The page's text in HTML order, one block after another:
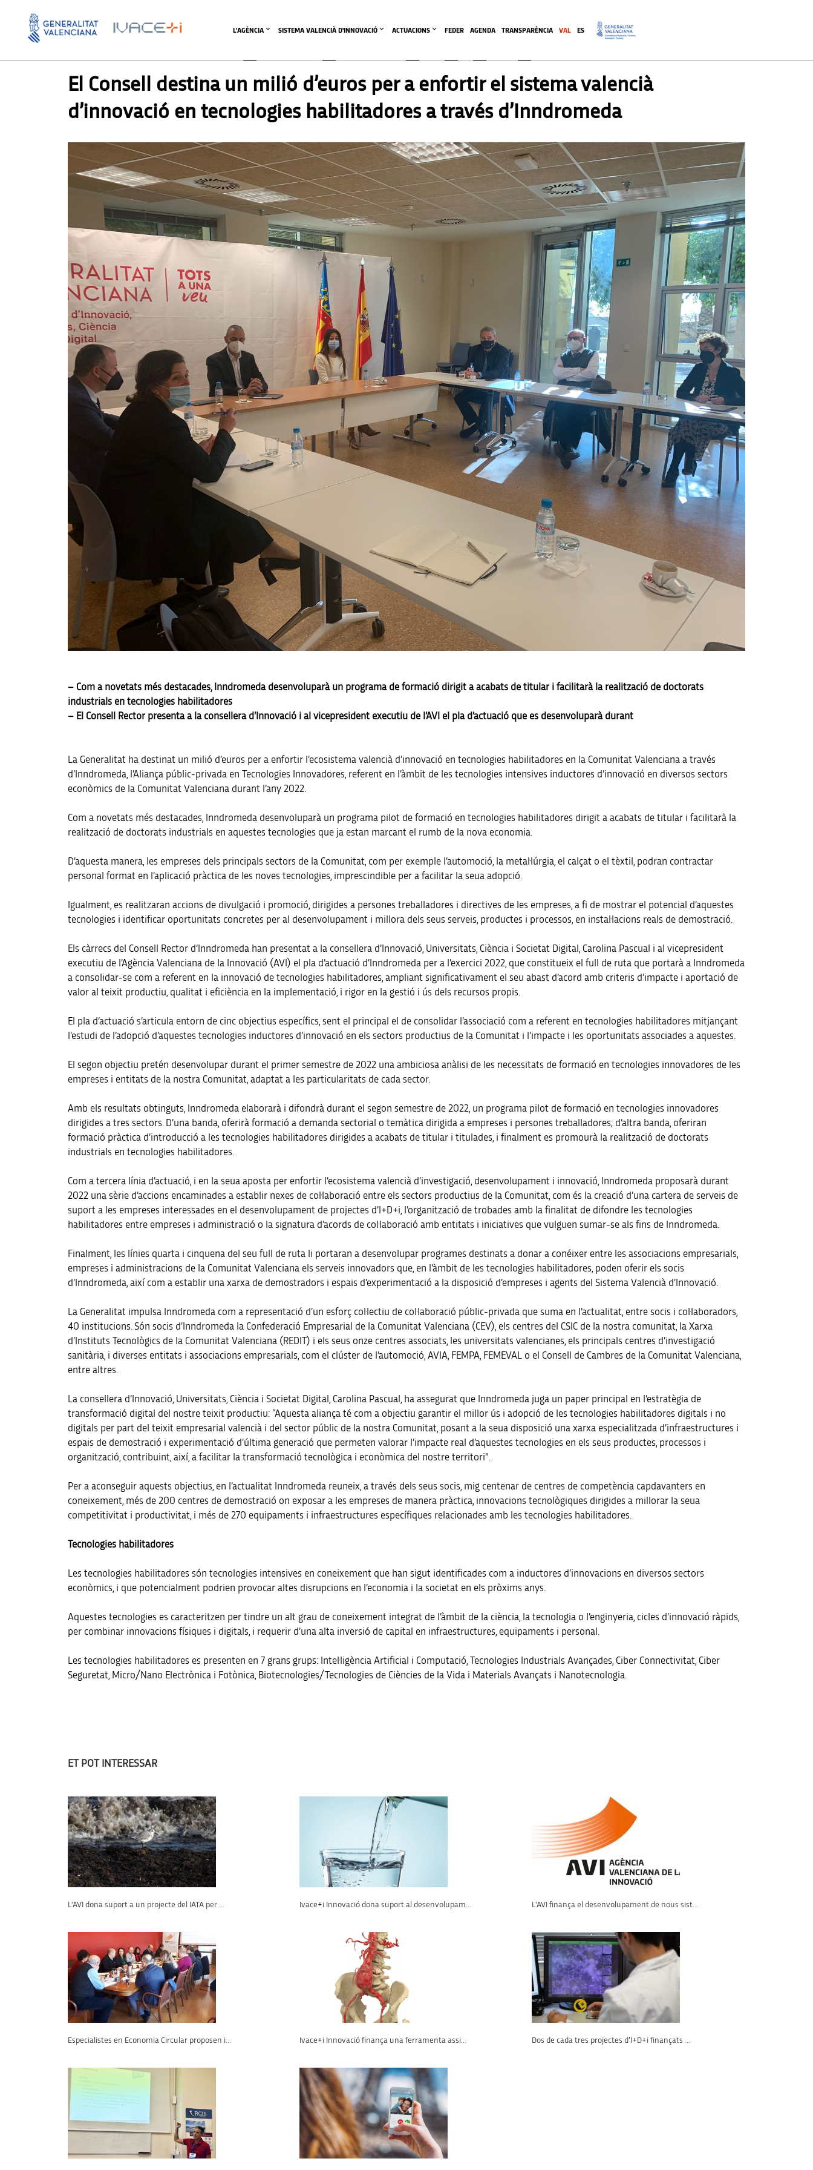
L'AGÈNCIA SISTEMA VALENCIÀ D'INNOVACIÓ ACTUACIONS FEDER AGENDA TRANSPARÈNCIA .
VAL ES
PREMSA
El Consell destina un milió d’euros per a enfortir el sistema valencià
d’innovació en tecnologies habilitadores a través d’Inndromeda
– Com a novetats més destacades, Inndromeda desenvoluparà un programa de formació dirigit a acabats de titular i facilitarà la realització de doctorats
industrials en tecnologies habilitadores
– El Consell Rector presenta a la consellera d’Innovació i al vicepresident executiu de l’AVI el pla d’actuació que es desenvoluparà durant
La Generalitat ha destinat un milió d’euros per a enfortir l’ecosistema valencià d’innovació en tecnologies habilitadores en la Comunitat Valenciana a través
d’Inndromeda, l’Aliança públic-privada en Tecnologies Innovadores, referent en l’àmbit de les tecnologies intensives inductores d’innovació en diversos sectors
econòmics de la Comunitat Valenciana durant l’any 2022.
Com a novetats més destacades, Inndromeda desenvoluparà un programa pilot de formació en tecnologies habilitadores dirigit a acabats de titular i facilitarà la
realització de doctorats industrials en aquestes tecnologies que ja estan marcant el rumb de la nova economia.
D’aquesta manera, les empreses dels principals sectors de la Comunitat, com per exemple l’automoció, la metal·lúrgia, el calçat o el tèxtil, podran contractar
personal format en l’aplicació pràctica de les noves tecnologies, imprescindible per a facilitar la seua adopció.
Igualment, es realitzaran accions de divulgació i promoció, dirigides a persones treballadores i directives de les empreses, a fi de mostrar el potencial d’aquestes
tecnologies i identificar oportunitats concretes per al desenvolupament i millora dels seus serveis, productes i processos, en instal·lacions reals de demostració.
Els càrrecs del Consell Rector d’Inndromeda han presentat a la consellera d’Innovació, Universitats, Ciència i Societat Digital, Carolina Pascual i al vicepresident
executiu de l’Agència Valenciana de la Innovació (AVI) el pla d’actuació d’Inndromeda per a l’exercici 2022, que constitueix el full de ruta que portarà a Inndromeda
a consolidar-se com a referent en la innovació de tecnologies habilitadores, ampliant significativament el seu abast d’acord amb criteris d’impacte i aportació de
valor al teixit productiu, qualitat i eficiència en la implementació, i rigor en la gestió i ús dels recursos propis.
El pla d’actuació s’articula entorn de cinc objectius específics, sent el principal el de consolidar l’associació com a referent en tecnologies habilitadores mitjançant
l’estudi de l’adopció d’aquestes tecnologies inductores d’innovació en els sectors productius de la Comunitat i l’impacte i les oportunitats associades a aquestes.
El segon objectiu pretén desenvolupar durant el primer semestre de 2022 una ambiciosa anàlisi de les necessitats de formació en tecnologies innovadores de les
empreses i entitats de la nostra Comunitat, adaptat a les particularitats de cada sector.
Amb els resultats obtinguts, Inndromeda elaborarà i difondrà durant el segon semestre de 2022, un programa pilot de formació en tecnologies innovadores
dirigides a tres sectors. D’una banda, oferirà formació a demanda sectorial o temàtica dirigida a empreses i persones treballadores; d’altra banda, oferiran
formació pràctica d’introducció a les tecnologies habilitadores dirigides a acabats de titular i titulades, i finalment es promourà la realització de doctorats
industrials en tecnologies habilitadores.
Com a tercera línia d’actuació, i en la seua aposta per enfortir l’ecosistema valencià d’investigació, desenvolupament i innovació, Inndromeda proposarà durant
2022 una sèrie d’accions encaminades a establir nexes de col·laboració entre els sectors productius de la Comunitat, com és la creació d’una cartera de serveis de
suport a les empreses interessades en el desenvolupament de projectes d’I+D+i, l’organització de trobades amb la finalitat de difondre les tecnologies
habilitadores entre empreses i administració o la signatura d’acords de col·laboració amb entitats i iniciatives que vulguen sumar-se als fins de Inndromeda.
Finalment, les línies quarta i cinquena del seu full de ruta li portaran a desenvolupar programes destinats a donar a conéixer entre les associacions empresarials,
empreses i administracions de la Comunitat Valenciana els serveis innovadors que, en l’àmbit de les tecnologies habilitadores, poden oferir els socis
d’Inndromeda, així com a establir una xarxa de demostradors i espais d’experimentació a la disposició d’empreses i agents del Sistema Valencià d’Innovació.
La Generalitat impulsa Inndromeda com a representació d’un esforç col·lectiu de col·laboració públic-privada que suma en l’actualitat, entre socis i col·laboradors,
40 institucions. Són socis d’Inndromeda la Confederació Empresarial de la Comunitat Valenciana (CEV), els centres del CSIC de la nostra comunitat, la Xarxa
d’Instituts Tecnològics de la Comunitat Valenciana (REDIT) i els seus onze centres associats, les universitats valencianes, els principals centres d’investigació
sanitària, i diverses entitats i associacions empresarials, com el clúster de l’automoció, AVIA, FEMPA, FEMEVAL o el Consell de Cambres de la Comunitat Valenciana,
entre altres.
La consellera d’Innovació, Universitats, Ciència i Societat Digital, Carolina Pascual, ha assegurat que Inndromeda juga un paper principal en l’estratègia de
transformació digital del nostre teixit productiu: “Aquesta aliança té com a objectiu garantir el millor ús i adopció de les tecnologies habilitadores digitals i no
digitals per part del teixit empresarial valencià i del sector públic de la nostra Comunitat, posant a la seua disposició una xarxa especialitzada d’infraestructures i
espais de demostració i experimentació d’última generació que permeten valorar l’impacte real d’aquestes tecnologies en els seus productes, processos i
organització, contribuint, així, a facilitar la transformació tecnològica i econòmica del nostre territori”.
Per a aconseguir aquests objectius, en l’actualitat Inndromeda reuneix, a través dels seus socis, mig centenar de centres de competència capdavanters en
coneixement, més de 200 centres de demostració on exposar a les empreses de manera pràctica, innovacions tecnològiques dirigides a millorar la seua
competitivitat i productivitat, i més de 270 equipaments i infraestructures específiques relacionades amb les tecnologies habilitadores.
Tecnologies habilitadores
Les tecnologies habilitadores són tecnologies intensives en coneixement que han sigut identificades com a inductores d’innovacions en diversos sectors
econòmics, i que potencialment podrien provocar altes disrupcions en l’economia i la societat en els pròxims anys.
Aquestes tecnologies es caracteritzen per tindre un alt grau de coneixement integrat de l’àmbit de la ciència, la tecnologia o l’enginyeria, cicles d’innovació ràpids,
per combinar innovacions físiques i digitals, i requerir d’una alta inversió de capital en infraestructures, equipaments i personal.
Les tecnologies habilitadores es presenten en 7 grans grups: Intel·ligència Artificial i Computació, Tecnologies Industrials Avançades, Ciber Connectivitat, Ciber
Seguretat, Micro/Nano Electrònica i Fotònica, Biotecnologies/Tecnologies de Ciències de la Vida i Materials Avançats i Nanotecnologia.
ET POT INTERESSAR
L'AVI dona suport a un projecte del IATA per ... Ivace+i Innovació dona suport al desenvolupam... L'AVI finança el desenvolupament de nous sist...
Especialistes en Economia Circular proposen i... Ivace+i Innovació finança una ferramenta assi... Dos de cada tres projectes d’I+D+i finançats ...